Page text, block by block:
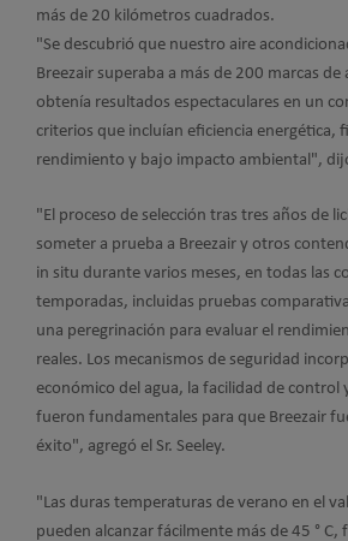
más de 20 kilómetros cuadrados.
"Se descubrió que nuestro aire
Breezair superaba a más de 200 marcas
obtenía resultados espectaculares en un
criterios que incluían eficiencia energética,
rendimiento y bajo impacto ambiental",
"El proceso de selección tras tres años de
someter a prueba a Breezair y otros
in situ durante varios meses, en todas las
temporadas, incluidas pruebas
una peregrinación para evaluar el
reales. Los mecanismos de seguridad
económico del agua, la facilidad de control
fueron fundamentales para que Breezair
éxito", agregó el Sr. Seeley.
"Las duras temperaturas de verano en el
pueden alcanzar fácilmente más de 45 °